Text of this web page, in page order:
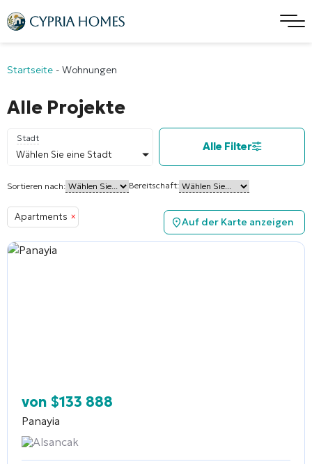
Startseite - Wohnungen
Alle Projekte
Stadt
Wählen Sie eine Stadt
Alle Filter
Sortieren nach: Bereitschaft:
Apartments × Auf der Karte anzeigen
von $133 888
Panayia
Alsancak